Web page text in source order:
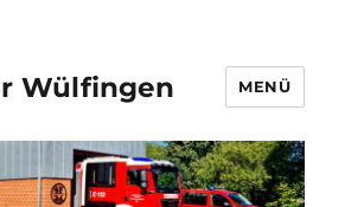
Wülfingen MENÜ